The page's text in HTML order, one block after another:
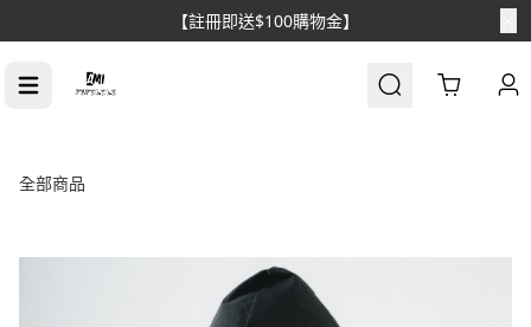
【註冊即送$100購物金】
Cart
全部商品